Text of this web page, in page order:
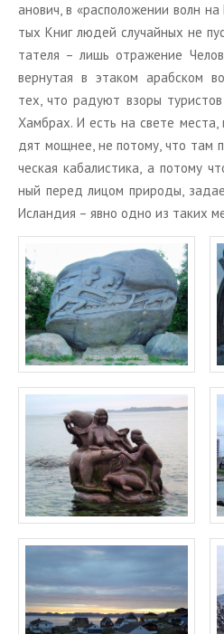
а­но­вич, в «рас­по­ло­же­нии волн
тых Книг людей слу­чай­ных не
та­те­ля – лишь от­ра­же­ние
вер­ну­тая в эта­ком араб­ском
тех, что ра­ду­ют взоры
Хам­брах. И есть на свете
дят мощ­нее, не по­то­му, что там
че­ская ка­ба­ли­сти­ка, а по­то­му
ный перед лицом при­ро­ды,
Ис­лан­дия – явно одно из таких